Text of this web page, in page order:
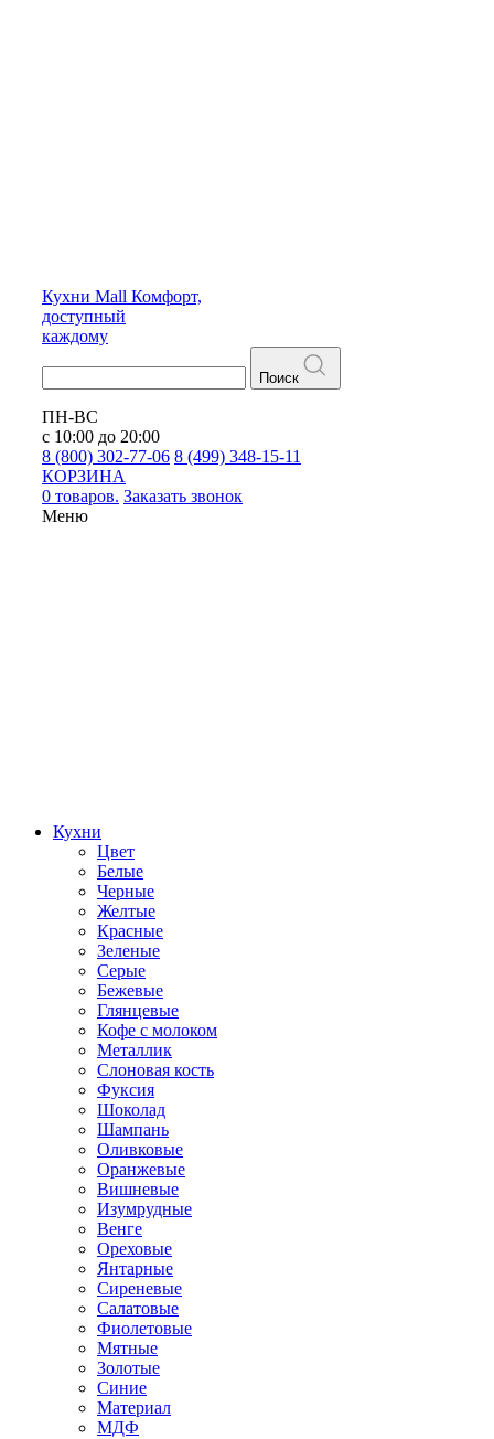
Кухни Mall Комфорт,
доступный
каждому
Поиск
ПН-ВС
с 10:00 до 20:00
8 (800) 302-77-06 8 (499) 348-15-11
КОРЗИНА
0 товаров. Заказать звонок
Меню
Кухни
Цвет
Белые
Черные
Желтые
Красные
Зеленые
Серые
Бежевые
Глянцевые
Кофе с молоком
Металлик
Слоновая кость
Фуксия
Шоколад
Шампань
Оливковые
Оранжевые
Вишневые
Изумрудные
Венге
Ореховые
Янтарные
Сиреневые
Салатовые
Фиолетовые
Мятные
Золотые
Синие
Материал
МДФ